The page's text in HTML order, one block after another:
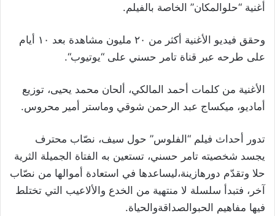
أغنية “حلو المكان” الخاصة بالفيلم.
وحقق فيديو الأغنية أكثر من ٢٠ مليون مشاهدة بعد ١٠
أيام
على طرحه عبر قناة تامر حسني على “يوتيوب“.
الأغنية من كلمات أحمد المالكي، ألحان محمد يحيى، توزيع
أماديو، ميكساج عبد الرحمن شوقي وماستر أمير محروس.
تدور أحداث فيلم “ الفلوس” حول سيف، نصّاب محترف
يجسد شخصيته تامر حسني، تستعين به الفتاة الجميلة الثرية
حلا وتقدّم دورهازينة،ليساعدها في استعادة أموالها من نصّاب
آخر، فتبدأ سلسلة لا منتهية من الخدع والألاعيب التي تختلط
فيها مفاهيم الحبوالصداقةوالحياة.